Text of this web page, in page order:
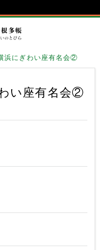
にぎわい座有名会②
い座有名会②